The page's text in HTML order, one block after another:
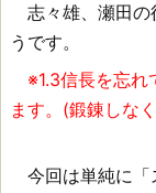
志々雄、瀬田の
うです。
※1.3信長を忘れ
ます。(鍛錬しなく
今回は単純に「